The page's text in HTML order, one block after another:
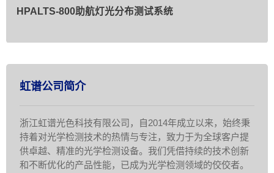
HPALTS-800助航灯光分布测试系统
虹谱公司简介
浙江虹谱光色科技有限公司，自2014年成立以来，始终秉
持着对光学检测技术的热情与专注，致力于为全球客户提
供卓越、精准的光学检测设备。我们凭借持续的技术创新
和不断优化的产品性能，已成为光学检测领域的佼佼者。